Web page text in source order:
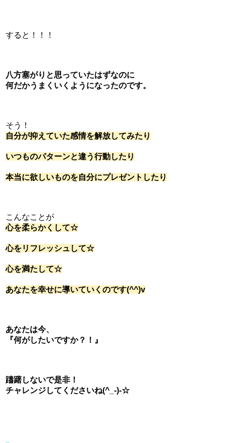
すると！！！
八方塞がりと思っていたはずなのに
何だかうまくいくようになったのです。
そう！
自分が抑えていた感情を解放してみたり
いつものパターンと違う行動したり
本当に欲しいものを自分にプレゼントしたり
こんなことが
心を柔らかくして☆
心をリフレッシュして☆
心を満たして☆
あなたを幸せに導いていくのです(^^)v
あなたは今、
『何がしたいですか？！』
躊躇しないで是非！
チャレンジしてくださいね(^_-)-☆